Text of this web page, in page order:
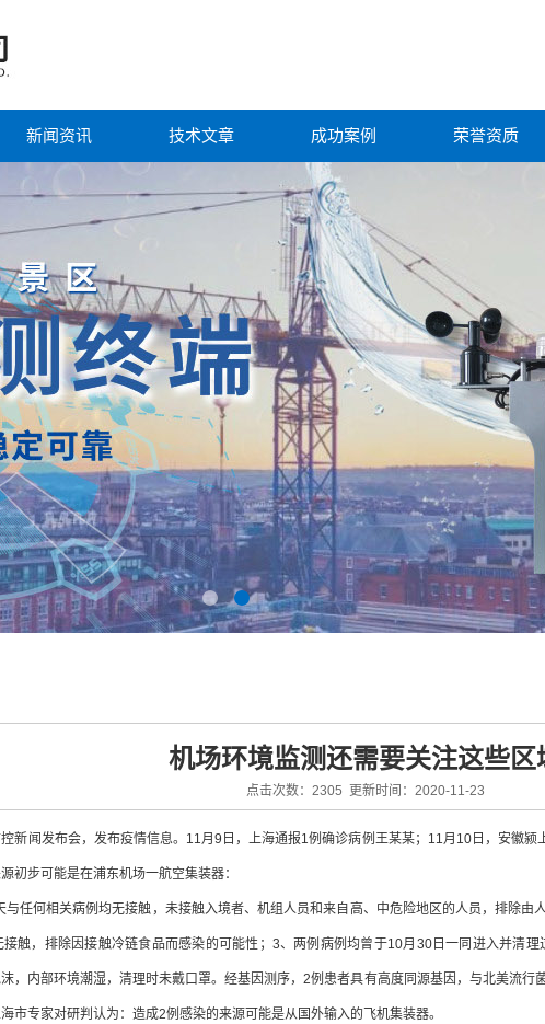
新闻资讯 技术文章 成功案例 荣誉资质
机场环境监测还需要关注这些区
点击次数：2305 更新时间：2020-11-23
新闻发布会，发布疫情信息。11月9日，上海通报1例确诊病例王某某；11月10日，安徽
初步可能是在浦东机场一航空集装器：
与任何相关病例均无接触，未接触入境者、机组人员和来自高、中危险地区的人员，排除由
触，排除因接触冷链食品而感染的可能性；3、两例病例均曾于10月30日一同进入并清
，内部环境潮湿，清理时未戴口罩。经基因测序，2例患者具有高度同源基因，与北美流行
市专家对研判认为：造成2例感染的来源可能是从国外输入的飞机集装器。